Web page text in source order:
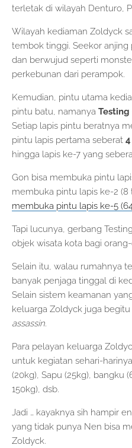
terletak di wilayah Denturo,
Wilayah kediaman Zoldyck
tembok tinggi. Seekor anjing
dan berwujud seperti
perkebunan dari perampok.
Kemudian, pintu utama
pintu batu, namanya Testing
Setiap lapis pintu beratnya
pintu lapis pertama seberat
hingga lapis ke-7 yang
Gon bisa membuka pintu
membuka pintu lapis ke-2 (8
membuka pintu lapis ke-5
Tapi lucunya, gerbang
objek wisata kota bagi
Selain itu, walau rumahnya
banyak penjaga tinggal di
Selain sistem keamanan
keluarga Zoldyck juga
assassin.
Para pelayan keluarga
untuk kegiatan sehari-
(20kg), Sapu (25kg), bangku
150kg), dsb.
Jadi … kayaknya sih hampir
yang tidak punya Nen bisa
Zoldyck.